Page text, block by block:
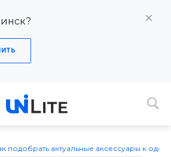
подобрать актуальные аксессуары к